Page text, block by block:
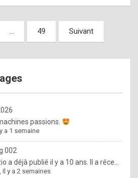
x
a
%
a
d
e
b
… 49 Suivant
passions.
a 1 semaine
002
a déjà publié il y a 10 ans. Il a réce...
,Il y a 2 semaines